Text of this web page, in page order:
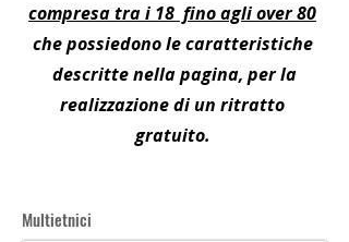
compresa tra i 18 fino agli over 80
che possiedono le caratteristiche
descritte nella pagina, per la
realizzazione di un ritratto
gratuito.
Multietnici